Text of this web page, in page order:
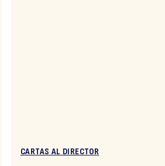
CARTAS AL DIRECTOR